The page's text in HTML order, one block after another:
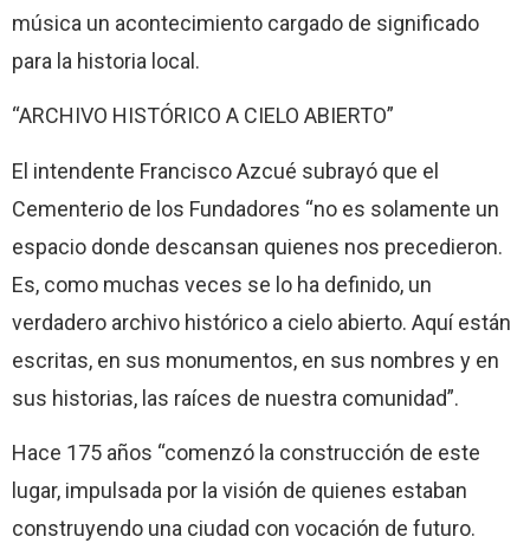
música un acontecimiento cargado de significado
para la historia local.
“ARCHIVO HISTÓRICO A CIELO ABIERTO”
El intendente Francisco Azcué subrayó que el
Cementerio de los Fundadores “no es solamente un
espacio donde descansan quienes nos precedieron.
Es, como muchas veces se lo ha definido, un
verdadero archivo histórico a cielo abierto. Aquí están
escritas, en sus monumentos, en sus nombres y en
sus historias, las raíces de nuestra comunidad”.
Hace 175 años “comenzó la construcción de este
lugar, impulsada por la visión de quienes estaban
construyendo una ciudad con vocación de futuro.